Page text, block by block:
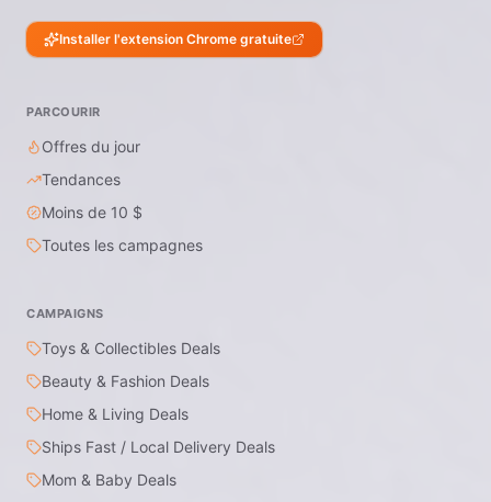
Installer l'extension Chrome gratuite
PARCOURIR
Offres du jour
Tendances
Moins de 10 $
Toutes les campagnes
CAMPAIGNS
Toys & Collectibles Deals
Beauty & Fashion Deals
Home & Living Deals
Ships Fast / Local Delivery Deals
Mom & Baby Deals